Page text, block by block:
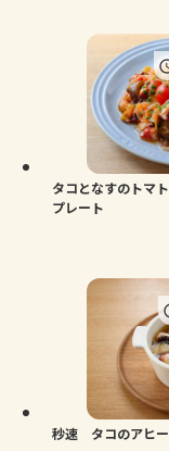
トーク
よくあ
お買い
タコとなすのトマ
プレート
秒速 タコのアヒー